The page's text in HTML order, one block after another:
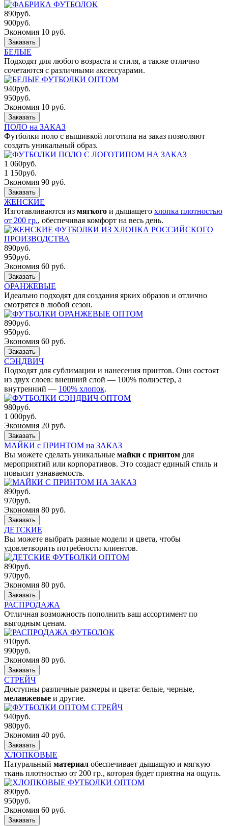
890руб.
900руб.
Экономия 10 руб.
Заказать
БЕЛЫЕ
Подходят для любого возраста и стиля, а также отлично
сочетаются с различными аксессуарами.
940руб.
950руб.
Экономия 10 руб.
Заказать
ПОЛО на ЗАКАЗ
Футболки поло с вышивкой логотипа на заказ позволяют
создать уникальный образ.
1 060руб.
1 150руб.
Экономия 90 руб.
Заказать
ЖЕНСКИЕ
Изготавливаются из мягкого и дышащего хлопка плотностью
от 200 гр., обеспечивая комфорт на весь день.
890руб.
950руб.
Экономия 60 руб.
Заказать
ОРАНЖЕВЫЕ
Идеально подходят для создания ярких образов и отлично
смотрятся в любой сезон.
890руб.
950руб.
Экономия 60 руб.
Заказать
СЭНДВИЧ
Подходят для сублимации и нанесения принтов. Они состоят
из двух слоев: внешний слой — 100% полиэстер, а
внутренний — 100% хлопок.
980руб.
1 000руб.
Экономия 20 руб.
Заказать
МАЙКИ с ПРИНТОМ на ЗАКАЗ
Вы можете сделать уникальные майки с принтом для
мероприятий или корпоративов. Это создаст единый стиль и
повысит узнаваемость.
890руб.
970руб.
Экономия 80 руб.
Заказать
ДЕТСКИЕ
Вы можете выбрать разные модели и цвета, чтобы
удовлетворить потребности клиентов.
890руб.
970руб.
Экономия 80 руб.
Заказать
РАСПРОДАЖА
Отличная возможность пополнить ваш ассортимент по
выгодным ценам.
910руб.
990руб.
Экономия 80 руб.
Заказать
СТРЕЙЧ
Доступны различные размеры и цвета: белые, черные,
меланжевые и другие.
940руб.
980руб.
Экономия 40 руб.
Заказать
ХЛОПКОВЫЕ
Натуральный материал обеспечивает дышащую и мягкую
ткань плотностью от 200 гр., которая будет приятна на ощупь.
890руб.
950руб.
Экономия 60 руб.
Заказать